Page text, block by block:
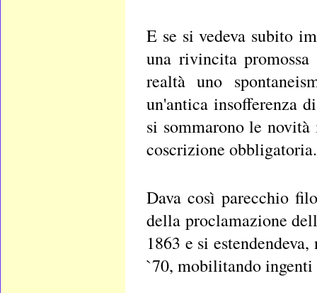
E se si vedeva subito
una rivincita
realtà uno
un'antica insofferenza
si sommarono le
coscrizione obbligatoria.
Dava così parecchio
della proclamazione
1863 e si
`70, mobilitando